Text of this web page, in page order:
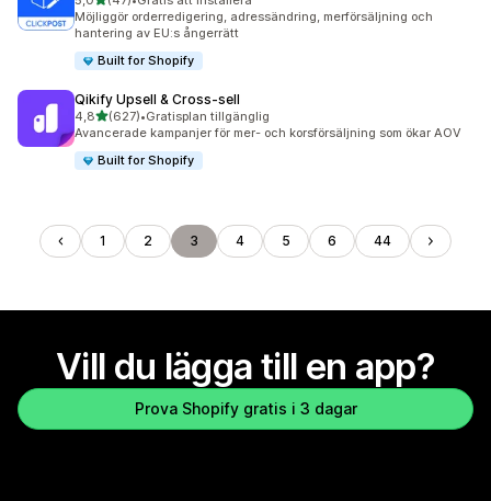
47 recensioner totalt
Möjliggör orderredigering, adressändring, merförsäljning och
hantering av EU:s ångerrätt
Built for Shopify
Qikify Upsell & Cross‑sell
4,8av 5 stjärnor
(627)
627 recensioner totalt
•Gratisplan tillgänglig
Avancerade kampanjer för mer- och korsförsäljning som ökar AOV
Built for Shopify
1 2 3 4 5 6 44
Vill du lägga till en app?
Prova Shopify gratis i 3 dagar